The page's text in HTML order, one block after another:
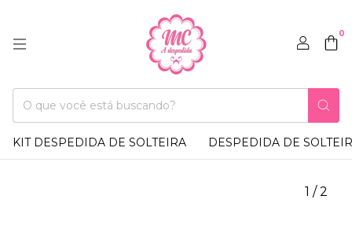
0
KIT DESPEDIDA DE SOLTEIRA DESPEDIDA DE
1 /2